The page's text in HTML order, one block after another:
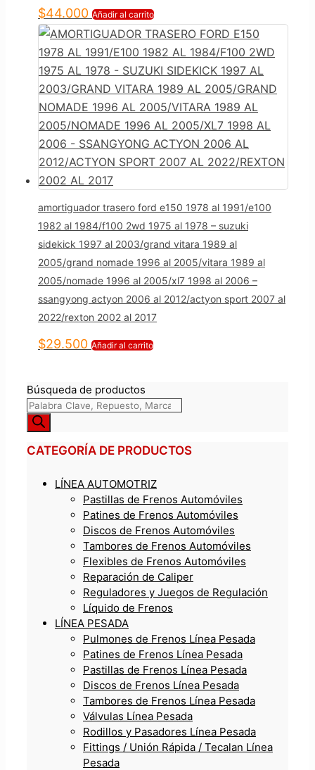
$44.000 Añadir al carrito
amortiguador trasero ford e150 1978 al 1991/e100
1982 al 1984/f100 2wd 1975 al 1978 – suzuki
sidekick 1997 al 2003/grand vitara 1989 al
2005/grand nomade 1996 al 2005/vitara 1989 al
2005/nomade 1996 al 2005/xl7 1998 al 2006 –
ssangyong actyon 2006 al 2012/actyon sport 2007 al
2022/rexton 2002 al 2017
$29.500 Añadir al carrito
Búsqueda de productos
CATEGORÍA DE PRODUCTOS
LÍNEA AUTOMOTRIZ
Pastillas de Frenos Automóviles
Patines de Frenos Automóviles
Discos de Frenos Automóviles
Tambores de Frenos Automóviles
Flexibles de Frenos Automóviles
Reparación de Caliper
Reguladores y Juegos de Regulación
Líquido de Frenos
LÍNEA PESADA
Pulmones de Frenos Línea Pesada
Patines de Frenos Línea Pesada
Pastillas de Frenos Línea Pesada
Discos de Frenos Línea Pesada
Tambores de Frenos Línea Pesada
Válvulas Línea Pesada
Rodillos y Pasadores Línea Pesada
Fittings / Unión Rápida / Tecalan Línea
Pesada